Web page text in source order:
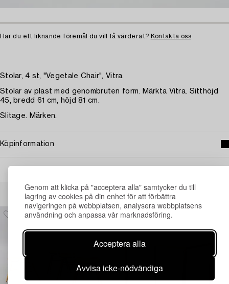
Genom att klicka på "acceptera alla" samtycker du till
lagring av cookies på din enhet för att förbättra
navigeringen på webbplatsen, analysera webbplatsens
användning och anpassa vår marknadsföring.
Acceptera alla
Avvisa icke-nödvändiga
Har du ett liknande föremål du vill få värderat? Kontakta oss
Stolar, 4 st, "Vegetale Chair", Vitra.
Stolar av plast med genombruten form. Märkta Vitra. Sitthöjd
45, bredd 61 cm, höjd 81 cm.
Slitage. Märken.
Köpinformation
Andra har även tittat på